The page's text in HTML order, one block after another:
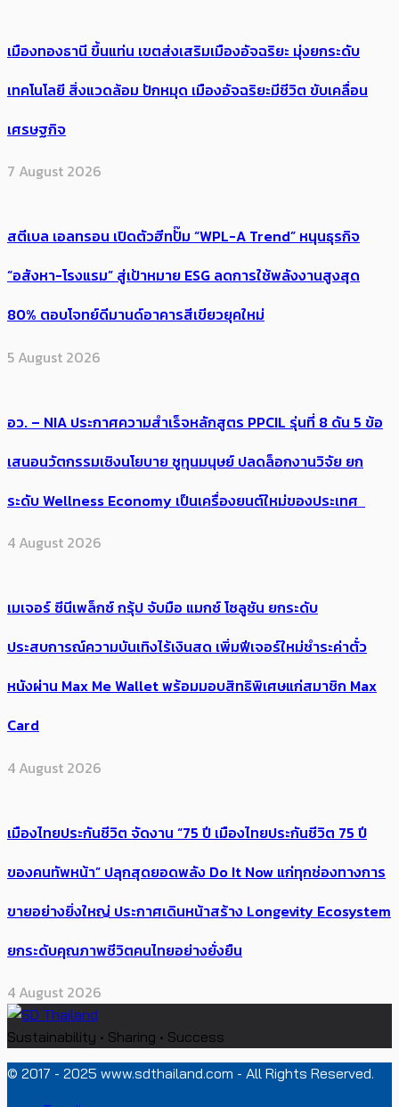
เมืองทองธานี ขึ้นแท่น เขตส่งเสริมเมืองอัจฉริยะ มุ่งยกระดับ
เทคโนโลยี สิ่งแวดล้อม ปักหมุด เมืองอัจฉริยะมีชีวิต ขับเคลื่อน
เศรษฐกิจ
7 August 2026
สตีเบล เอลทรอน เปิดตัวฮีทปั๊ม “WPL-A Trend” หนุนธุรกิจ
“อสังหา-โรงแรม” สู่เป้าหมาย ESG ลดการใช้พลังงานสูงสุด
80% ตอบโจทย์ดีมานด์อาคารสีเขียวยุคใหม่
5 August 2026
อว. – NIA ประกาศความสำเร็จหลักสูตร PPCIL รุ่นที่ 8 ดัน 5 ข้อ
เสนอนวัตกรรมเชิงนโยบาย ชูทุนมนุษย์ ปลดล็อกงานวิจัย ยก
ระดับ Wellness Economy เป็นเครื่องยนต์ใหม่ของประเทศ
4 August 2026
เมเจอร์ ซีนีเพล็กซ์ กรุ้ป จับมือ แมกซ์ โซลูชัน ยกระดับ
ประสบการณ์ความบันเทิงไร้เงินสด เพิ่มฟีเจอร์ใหม่ชำระค่าตั๋ว
หนังผ่าน Max Me Wallet พร้อมมอบสิทธิพิเศษแก่สมาชิก Max
Card
4 August 2026
เมืองไทยประกันชีวิต จัดงาน “75 ปี เมืองไทยประกันชีวิต 75 ปี
ของคนทัพหน้า” ปลุกสุดยอดพลัง Do It Now แก่ทุกช่องทางการ
ขายอย่างยิ่งใหญ่ ประกาศเดินหน้าสร้าง Longevity Ecosystem
ยกระดับคุณภาพชีวิตคนไทยอย่างยั่งยืน
4 August 2026
Sustainability • Sharing • Success
© 2017 - 2025 www.sdthailand.com - All Rights Reserved.